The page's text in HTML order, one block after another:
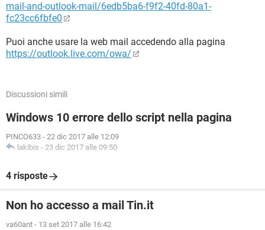
mail-and-outlook-mail/6edb5ba6-f9f2-40fd-80a1-
fc23cc6fbfe0
Puoi anche usare la web mail accedendo alla pagina
https://outlook.live.com/owa/
Discussioni simili
Windows 10 errore dello script nella pagina
PINCO633 - 22 dic 2017 alle 12:09
lakibis - 23 dic 2017 alle 09:50
4 risposte
Non ho accesso a mail Tin.it
va60ant - 13 set 2017 alle 16:42